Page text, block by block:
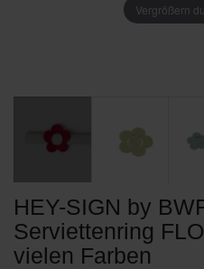
Vergrößern
HEY-SIGN by
Serviettenring
vielen Farben